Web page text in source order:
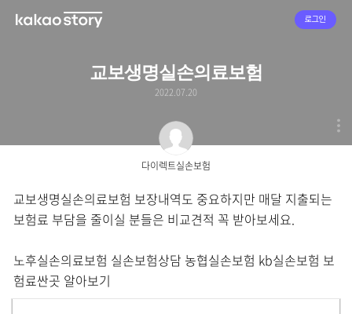
로그인
교보생명실손의료보험
2022.07.20
다이렉트실손보험
교보생명실손의료보험 보장내역도 중요하지만 매달 지출되는
보험료 부담을 줄이실 분들은 비교견적 꼭 받아보세요.
노후실손의료보험 실손보험상담 농협실손보험 kb실손보험 보
험료싼곳 알아보기